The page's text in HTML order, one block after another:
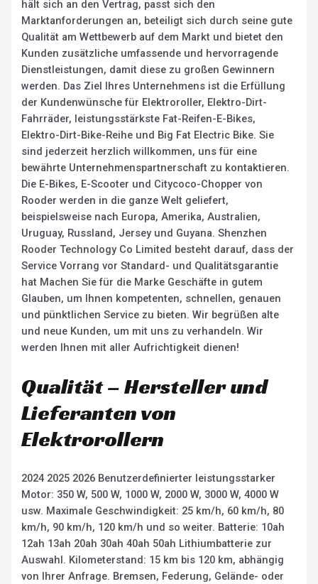
hält sich an den Vertrag, passt sich den
Marktanforderungen an, beteiligt sich durch seine gute
Qualität am Wettbewerb auf dem Markt und bietet den
Kunden zusätzliche umfassende und hervorragende
Dienstleistungen, damit diese zu großen Gewinnern
werden. Das Ziel Ihres Unternehmens ist die Erfüllung
der Kundenwünsche für Elektroroller, Elektro-Dirt-
Fahrräder, leistungsstärkste Fat-Reifen-E-Bikes,
Elektro-Dirt-Bike-Reihe und Big Fat Electric Bike. Sie
sind jederzeit herzlich willkommen, uns für eine
bewährte Unternehmenspartnerschaft zu kontaktieren.
Die E-Bikes, E-Scooter und Citycoco-Chopper von
Rooder werden in die ganze Welt geliefert,
beispielsweise nach Europa, Amerika, Australien,
Uruguay, Russland, Jersey und Guyana. Shenzhen
Rooder Technology Co Limited besteht darauf, dass der
Service Vorrang vor Standard- und Qualitätsgarantie
hat Machen Sie für die Marke Geschäfte in gutem
Glauben, um Ihnen kompetenten, schnellen, genauen
und pünktlichen Service zu bieten. Wir begrüßen alte
und neue Kunden, um mit uns zu verhandeln. Wir
werden Ihnen mit aller Aufrichtigkeit dienen!
Qualität – Hersteller und
Lieferanten von
Elektrorollern
2024 2025 2026 Benutzerdefinierter leistungsstarker
Motor: 350 W, 500 W, 1000 W, 2000 W, 3000 W, 4000 W
usw. Maximale Geschwindigkeit: 25 km/h, 60 km/h, 80
km/h, 90 km/h, 120 km/h und so weiter. Batterie: 10ah
12ah 13ah 20ah 30ah 40ah 50ah Lithiumbatterie zur
Auswahl. Kilometerstand: 15 km bis 120 km, abhängig
von Ihrer Anfrage. Bremsen, Federung, Gelände- oder